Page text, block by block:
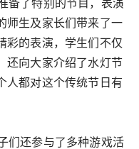
师生及家长们带来了一
彩的表演，学生们不仅
还向大家介绍了水灯节
人都对这个传统节日有
们还参与了多种游戏活